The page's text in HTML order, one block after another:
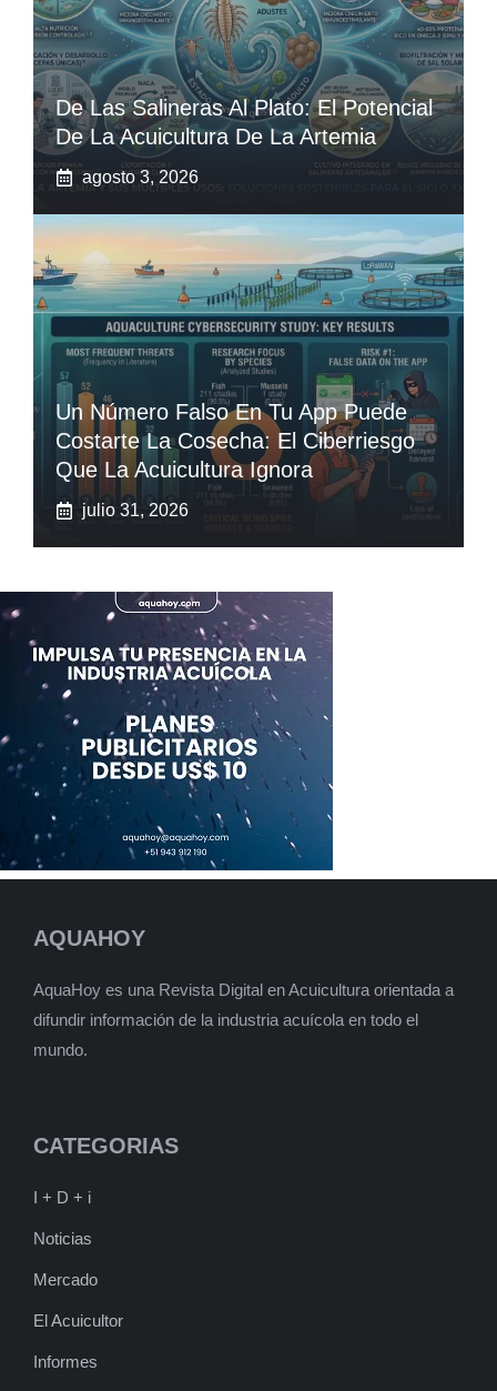
De Las Salineras Al Plato: El Potencial
De La Acuicultura De La Artemia
agosto 3, 2026
Un Número Falso En Tu App Puede
Costarte La Cosecha: El Ciberriesgo
Que La Acuicultura Ignora
julio 31, 2026
AQUAHOY
AquaHoy es una Revista Digital en Acuicultura orientada a
difundir información de la industria acuícola en todo el
mundo.
CATEGORIAS
I + D + i
Noticias
Mercado
El Acuicultor
Informes